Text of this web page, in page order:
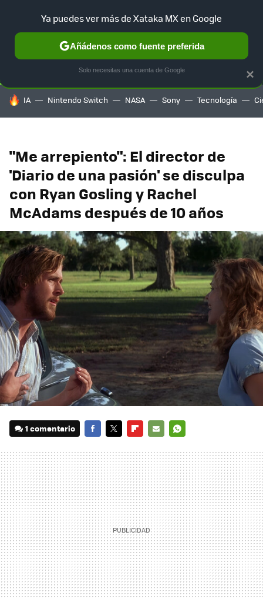
SELECCIÓN GAMING HOME AUTO TERRITORIO
HOY SE HABLA DE
IA Nintendo Switch NASA Sony Tecnología
"Me arrepiento": El director de
'Diario de una pasión' se disculpa
con Ryan Gosling y Rachel
McAdams después de 10 años
1 comentario
MAIL
×
Ya puedes ver más de Xataka MX en Google
Añádenos como fuente preferida
Solo necesitas una cuenta de Google